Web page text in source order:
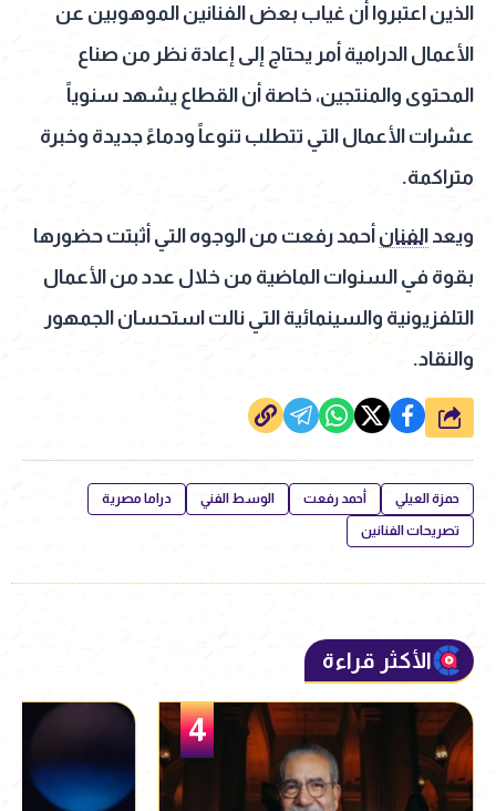
الذين اعتبروا أن غياب بعض الفنانين الموهوبين عن
الأعمال الدرامية أمر يحتاج إلى إعادة نظر من صناع
المحتوى والمنتجين، خاصة أن القطاع يشهد سنوياً
عشرات الأعمال التي تتطلب تنوعاً ودماءً جديدة وخبرة
متراكمة.
ويعد الفنان أحمد رفعت من الوجوه التي أثبتت حضورها
بقوة في السنوات الماضية من خلال عدد من الأعمال
التلفزيونية والسينمائية التي نالت استحسان الجمهور
والنقاد.
شارك
حمزة العيلي أحمد رفعت الوسط الفني دراما مصرية
تصريحات الفنانين
الأكثر قراءة
4